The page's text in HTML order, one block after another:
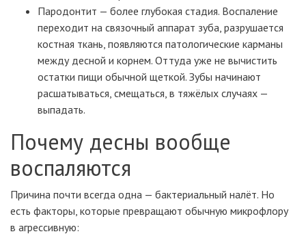
Пародонтит — более глубокая стадия. Воспаление
переходит на связочный аппарат зуба, разрушается
костная ткань, появляются патологические карманы
между десной и корнем. Оттуда уже не вычистить
остатки пищи обычной щеткой. Зубы начинают
расшатываться, смещаться, в тяжёлых случаях —
выпадать.
Почему десны вообще
воспаляются
Причина почти всегда одна — бактериальный налёт. Но
есть факторы, которые превращают обычную микрофлору
в агрессивную: